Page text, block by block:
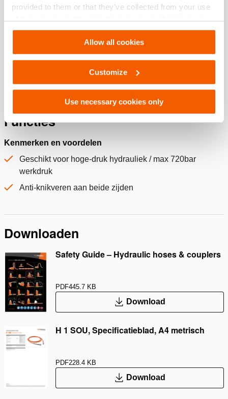
provided to them or that they’ve collected from your use
of their services. You can change your preferences via
Settings. See ourcookiestatement.
Allow all cookies
Customize
Use necessary cookies only
Algemene specificaties
Functies
Kenmerken en voordelen
Geschikt voor hoge-druk hydrauliek / max 720bar
werkdruk
Anti-knikveren aan beide zijden
Downloaden
Safety Guide – Hydraulic hoses & couplers
PDF445.7 KB
Download
H 1 SOU, Specificatieblad, A4 metrisch
PDF228.4 KB
Download